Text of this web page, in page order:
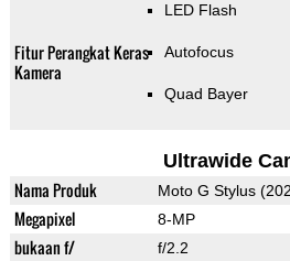
Fitur Perangkat Keras
Kamera
LED Flash
Autofocus
Quad Bayer
Ultrawide
Nama Produk Moto G Stylus
Megapixel 8-MP
bukaan f/ f/2.2